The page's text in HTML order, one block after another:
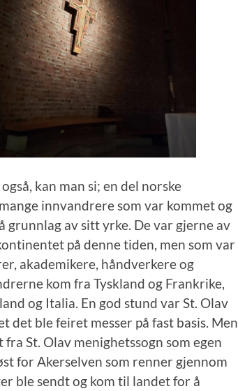
kan man si; en del norske
innvandrere som var kommet og
grunnlag av sitt yrke. De var gjerne av
på denne tiden, men som var
akademikere, håndverkere og
kom fra Tyskland og Frankrike,
og Italia. En god stund var St. Olav
det ble feiret messer på fast basis. Men
St. Olav menighetssogn som egen
for Akerselven som renner gjennom
ble sendt og kom til landet for å